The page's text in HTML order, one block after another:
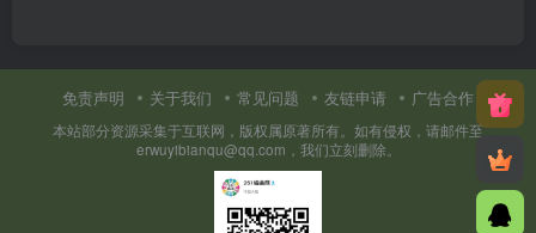
免责声明 关于我们 常见问题 友链申请 广告合作
本站部分资源采集于互联网，版权属原著所有。如有侵权，请邮件至
erwuyibianqu@qq.com，我们立刻删除。